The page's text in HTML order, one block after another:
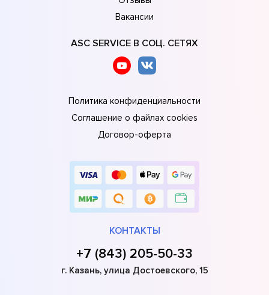
Вакансии
ASC SERVICE В СОЦ. СЕТЯХ
Политика конфиденциальности
Соглашение о файлах cookies
Договор-оферта
КОНТАКТЫ
+7 (843) 205-50-33
г. Казань, улица Достоевского, 15